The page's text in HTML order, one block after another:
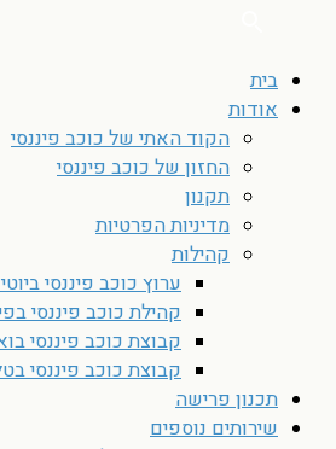
בית
אודות
הקוד האתי של כוכב פיננסי
החזון של כוכב פיננסי
תקנון
מדיניות הפרטיות
קהילות
ערוץ כוכב פיננסי
קהילת כוכב פיננסי
קבוצת כוכב פיננסי
קבוצת כוכב פיננסי
תכנון פרישה
שירותים נוספים